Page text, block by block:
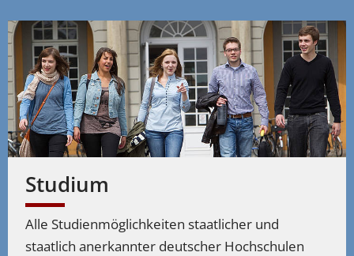
Studium
Alle Studienmöglichkeiten staatlicher und
staatlich anerkannter deutscher Hochschulen